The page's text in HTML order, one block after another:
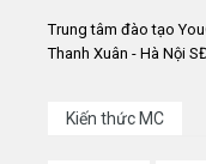
Trung tâm đào tạo
Thanh Xuân - Hà Nội
Kiến thức MC